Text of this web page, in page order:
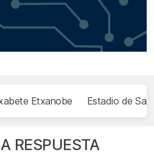
Etxanobe Estadio de
RESPUESTA